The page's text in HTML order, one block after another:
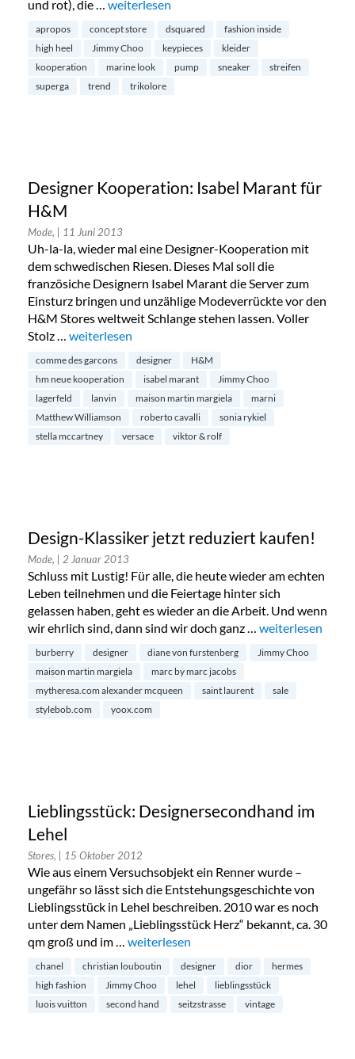
und rot), die … „Marine Look – die Highlights: fashion inside
weiterlesen
apropos concept store dsquared
fashion inside
high heel
Jimmy Choo keypieces
kleider
kooperation
marine look pump sneaker
streifen
superga
trend trikolore
Designer Kooperation: Isabel Marant für
H&M
Mode, | 11 Juni 2013
Uh-la-la, wieder mal eine Designer-Kooperation mit
dem schwedischen Riesen. Dieses Mal soll die
französiche Designern Isabel Marant die Server zum
Einsturz bringen und unzählige Modeverrückte vor den
H&M Stores weltweit Schlange stehen lassen. Voller
Stolz … „Designer Kooperation: Isabel Marant für H&M“
weiterlesen
comme des garcons designer
H&M
hm neue kooperation
isabel marant
Jimmy Choo
lagerfeld
lanvin maison martin margiela
marni
Matthew Williamson
roberto cavalli
sonia rykiel
stella mccartney
versace viktor & rolf
Design-Klassiker jetzt reduziert kaufen!
Mode, | 2 Januar 2013
Schluss mit Lustig! Für alle, die heute wieder am echten
Leben teilnehmen und die Feiertage hinter sich
gelassen haben, geht es wieder an die Arbeit. Und wenn
wir ehrlich sind, dann sind wir doch ganz … „Design-
weiterlesen
burberry designer diane von furstenberg
Jimmy Choo
maison martin margiela
marc by marc jacobs
mytheresa.com alexander mcqueen
saint laurent
sale
stylebob.com
yoox.com
Lieblingsstück: Designersecondhand im
Lehel
Stores, | 15 Oktober 2012
Wie aus einem Versuchsobjekt ein Renner wurde –
ungefähr so lässt sich die Entstehungsgeschichte von
Lieblingsstück in Lehel beschreiben. 2010 war es noch
unter dem Namen „Lieblingsstück Herz“ bekannt, ca. 30
qm groß und im … „Lieblingsstück: Designersecondhand im
weiterlesen
chanel christian louboutin designer dior
hermes
high fashion
Jimmy Choo lehel
lieblingsstück
luois vuitton
second hand seitzstrasse vintage